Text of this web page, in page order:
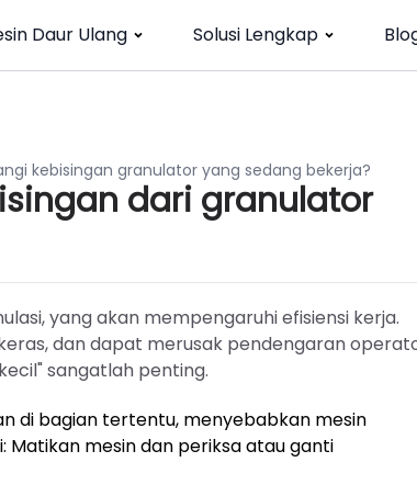
Daur Ulang Solusi Lengkap
kebisingan granulator yang sedang bekerja?
dari granulator
yang akan mempengaruhi efisiensi kerja.
dan dapat merusak pendengaran
sangatlah penting.
di bagian tertentu, menyebabkan mesin
Matikan mesin dan periksa atau ganti